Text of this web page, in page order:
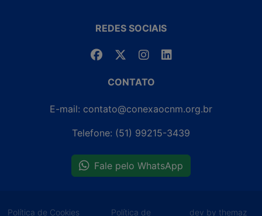
REDES SOCIAIS
CONTATO
E-mail: contato@conexaocnm.org.br
Telefone: (51) 99215-3439
Fale pelo WhatsApp
Política de Cookies Política de dev by themaz